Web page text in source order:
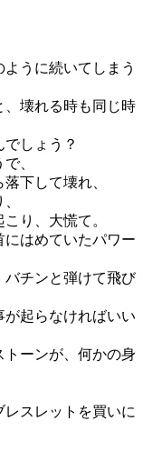
うに続いてしまう
、壊れる時も同じ時
しょう？
、
下して壊れ、
り、大慌て。
はめていたパワー
バチンと弾けて飛び
が起らなければいい
トーンが、何かの身
スレットを買いに